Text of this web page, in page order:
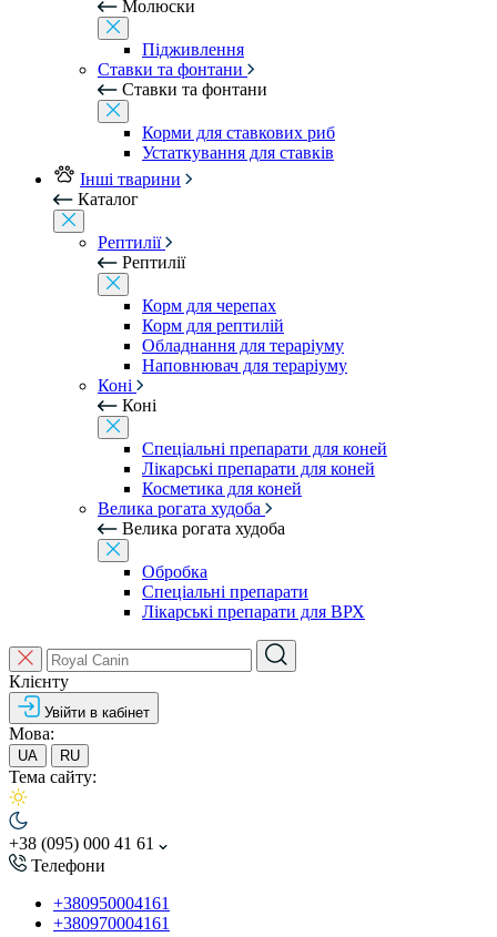
Молюски
Підживлення
Ставки та фонтани
Ставки та фонтани
Корми для ставкових риб
Устаткування для ставків
Інші тварини
Каталог
Рептилії
Рептилії
Корм для черепах
Корм для рептилій
Обладнання для тераріуму
Наповнювач для тераріуму
Коні
Коні
Спеціальні препарати для коней
Лікарські препарати для коней
Косметика для коней
Велика рогата худоба
Велика рогата худоба
Обробка
Спеціальні препарати
Лікарські препарати для ВРХ
Клієнту
Увійти в кабінет
Мова:
UA RU
Тема сайту:
+38 (095) 000 41 61
Телефони
+380950004161
+380970004161